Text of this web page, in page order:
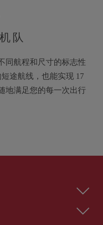
队
同航程和尺寸的标志性
途航线，也能实现 17
地满足您的每一次出行